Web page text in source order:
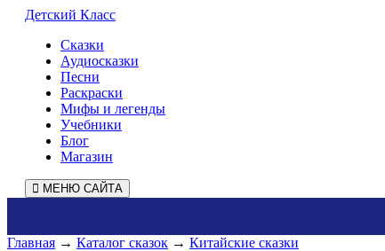
Детский Класс
Сказки
Аудиосказки
Песни
Раскраски
Мифы и легенды
Учебники
Блог
Магазин
МЕНЮ САЙТА
Главная → Каталог сказок → Китайские сказки